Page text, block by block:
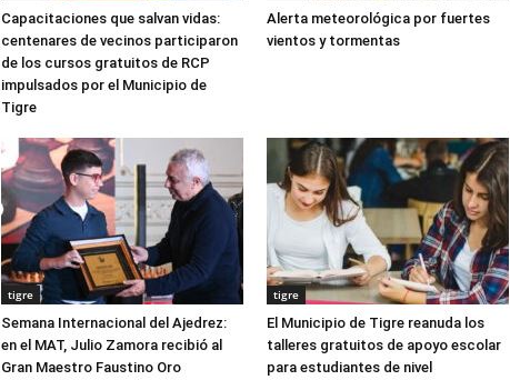
Capacitaciones que salvan vidas:
centenares de vecinos participaron
de los cursos gratuitos de RCP
impulsados por el Municipio de
Tigre
Alerta meteorológica por fuertes
vientos y tormentas
tigre
Semana Internacional del Ajedrez:
en el MAT, Julio Zamora recibió al
Gran Maestro Faustino Oro
tigre
El Municipio de Tigre reanuda los
talleres gratuitos de apoyo escolar
para estudiantes de nivel